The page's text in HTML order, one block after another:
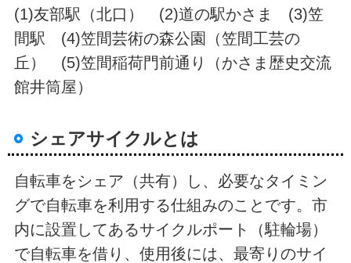
(1)友部駅（北口） (2)道の駅かさま (3)笠
間駅 (4)笠間芸術の森公園（笠間工芸の
丘） (5)笠間稲荷門前通り（かさま歴史交流
館井筒屋）
シェアサイクルとは
自転車をシェア（共有）し、必要なタイミン
グで自転車を利用する仕組みのことです。市
内に設置してあるサイクルポート（駐輪場）
で自転車を借り、使用後には、最寄りのサイ